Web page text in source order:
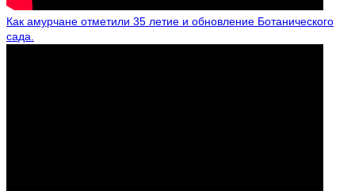
Как амурчане отметили 35 летие и обновление Ботанического
сада.